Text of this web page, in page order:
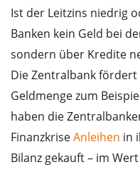
Ist der Leitzins niedrig
Banken kein Geld bei
sondern über Kredite
Die Zentralbank
Geldmenge zum
haben die
FinanzkriseAnleihen in
Bilanz gekauft – im